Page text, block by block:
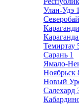
Улан-Удэ
Караганда
Темиртау
Сарань 1
Ямало-
Ноябрьск
Новый
Салехард